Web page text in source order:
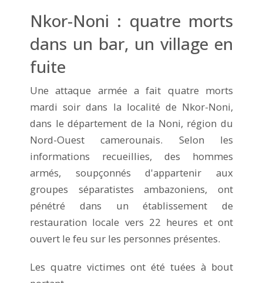
Nkor-Noni : quatre morts
dans un bar, un village en
fuite
Une attaque armée a fait quatre morts
mardi soir dans la localité de Nkor-Noni,
dans le département de la Noni, région du
Nord-Ouest camerounais. Selon les
informations recueillies, des hommes
armés, soupçonnés d'appartenir aux
groupes séparatistes ambazoniens, ont
pénétré dans un établissement de
restauration locale vers 22 heures et ont
ouvert le feu sur les personnes présentes.
Les quatre victimes ont été tuées à bout